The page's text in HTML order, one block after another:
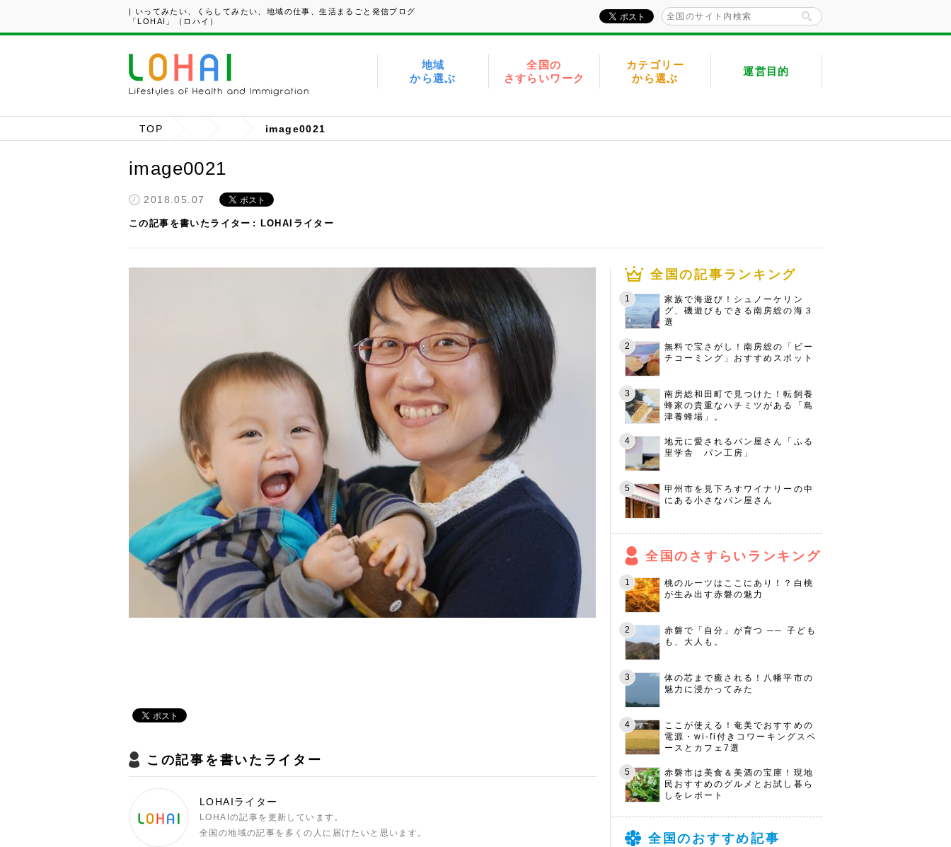
| いってみたい、くらしてみたい、地域の仕事、生活まるごと発信ブログ
「LOHAI」（ロハイ）
地域
から選ぶ
全国の
さすらいワーク
カテゴリー
から選ぶ
運営目的
TOP image0021
image0021
2018.05.07
この記事を書いたライター LOHAIライター
この記事を書いたライター
LOHAIライター
LOHAIの記事を更新しています。
全国の地域の記事を多くの人に届けたいと思います。
全国の記事ランキング
家族で海遊び！シュノーケリン
グ、磯遊びもできる南房総の海３
選
無料で宝さがし！南房総の「ビー
チコーミング」おすすめスポット
南房総和田町で見つけた！転飼養
蜂家の貴重なハチミツがある「島
津養蜂場」。
地元に愛されるパン屋さん「ふる
里学舎 パン工房」
甲州市を見下ろすワイナリーの中
にある小さなパン屋さん
全国のさすらいランキング
桃のルーツはここにあり！？白桃
が生み出す赤磐の魅力
赤磐で「自分」が育つ ── 子ども
も、大人も。
体の芯まで癒される！八幡平市の
魅力に浸かってみた
ここが使える！奄美でおすすめの
電源・wi-fi付きコワーキングスペ
ースとカフェ7選
赤磐市は美食＆美酒の宝庫！現地
民おすすめのグルメとお試し暮ら
しをレポート
全国のおすすめ記事